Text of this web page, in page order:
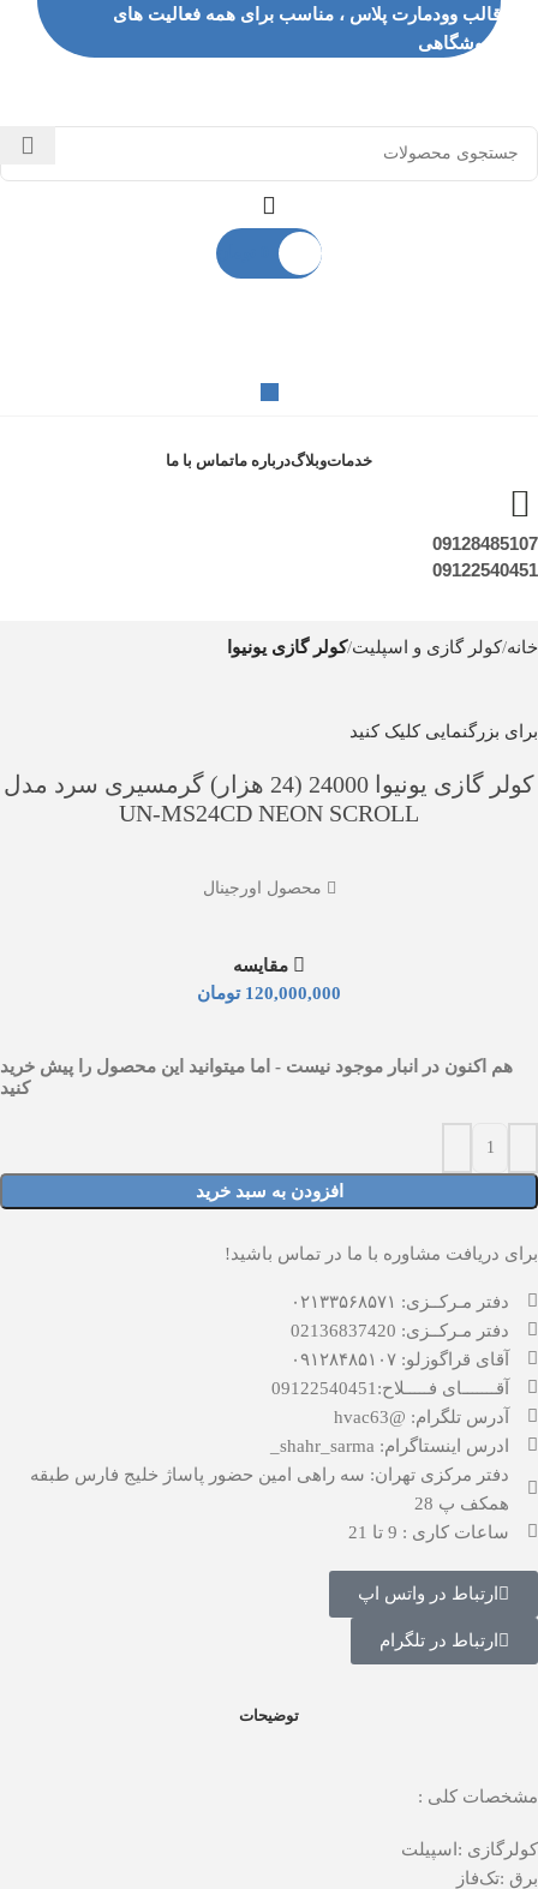
قالب وودمارت پلاس ، مناسب برای همه فعالیت های
فروشگاهی
تومان
خدماتوبلاگدرباره ماتماس با ما
09128485107
09122540451
خانه کولر گازی و اسپلیت کولر گازی یونیوا
برای بزرگنمایی کلیک کنید
کولر گازی یونیوا 24000 (24 هزار) گرمسیری سرد مدل
UN-MS24CD NEON SCROLL
محصول اورجینال
مقايسه
120,000,000 تومان
هم اکنون در انبار موجود نیست - اما میتوانید این محصول را پیش خرید
کنید
افزودن به سبد خرید
برای دریافت مشاوره با ما در تماس باشید!
دفتر مـرکــزی: ۰۲۱۳۳۵۶۸۵۷۱
دفتر مـرکــزی: 02136837420
آقای قراگوزلو: ۰۹۱۲۸۴۸۵۱۰۷
آقـــــــای فـــــلاح:09122540451
آدرس تلگرام: @hvac63
ادرس اینستاگرام: shahr_sarma_
دفتر مرکزی تهران: سه راهی امین حضور پاساژ خلیج فارس طبقه
همکف پ 28
ساعات کاری : 9 تا 21
ارتباط در واتس اپ
ارتباط در تلگرام
توضیحات
مشخصات کلی :
کولرگازی : اسپیلت
برق :تک‌فاز